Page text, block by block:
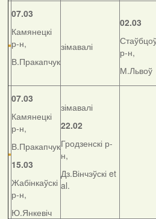
07.03
Камянецкі
р-н,
В.Пракапчук
зімавалі
02.03
р-н,
М.Львоў
07.03
Камянецкі
р-н,
В.Пракапчук
15.03
Жабінкаўскі
р-н,
Ю.Янкевіч
зімавалі
22.02
Гродзенскі р-
н,
Дз.Вінчэўскі et
al.